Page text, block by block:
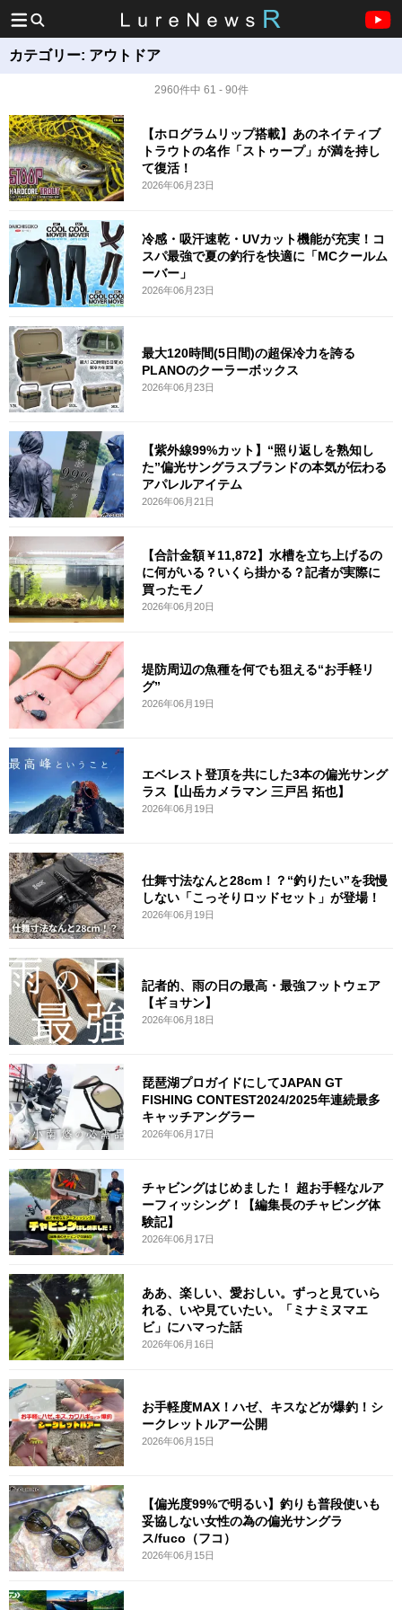
カテゴリー: アウトドア
2960件中 61 - 90件
【ホログラムリップ搭載】あのネイティブ
トラウトの名作「ストゥープ」が満を持し
て復活！
2026年06月23日
冷感・吸汗速乾・UVカット機能が充実！コ
スパ最強で夏の釣行を快適に「MCクールム
ーバー」
2026年06月23日
最大120時間(5日間)の超保冷力を誇る
PLANOのクーラーボックス
2026年06月23日
【紫外線99%カット】“照り返しを熟知し
た”偏光サングラスブランドの本気が伝わる
アパレルアイテム
2026年06月21日
【合計金額￥11,872】水槽を立ち上げるの
に何がいる？いくら掛かる？記者が実際に
買ったモノ
2026年06月20日
堤防周辺の魚種を何でも狙える“お手軽リ
グ”
2026年06月19日
エベレスト登頂を共にした3本の偏光サング
ラス【山岳カメラマン 三戸呂 拓也】
2026年06月19日
仕舞寸法なんと28cm！？“釣りたい”を我慢
しない「こっそりロッドセット」が登場！
2026年06月19日
記者的、雨の日の最高・最強フットウェア
【ギョサン】
2026年06月18日
琵琶湖プロガイドにしてJAPAN GT
FISHING CONTEST2024/2025年連続最多
キャッチアングラー
2026年06月17日
チャビングはじめました！ 超お手軽なルア
ーフィッシング！【編集長のチャビング体
験記】
2026年06月17日
ああ、楽しい、愛おしい。ずっと見ていら
れる、いや見ていたい。「ミナミヌマエ
ビ」にハマった話
2026年06月16日
お手軽度MAX！ハゼ、キスなどが爆釣！シ
ークレットルアー公開
2026年06月15日
【偏光度99%で明るい】釣りも普段使いも
妥協しない女性の為の偏光サングラ
ス/fuco（フコ）
2026年06月15日